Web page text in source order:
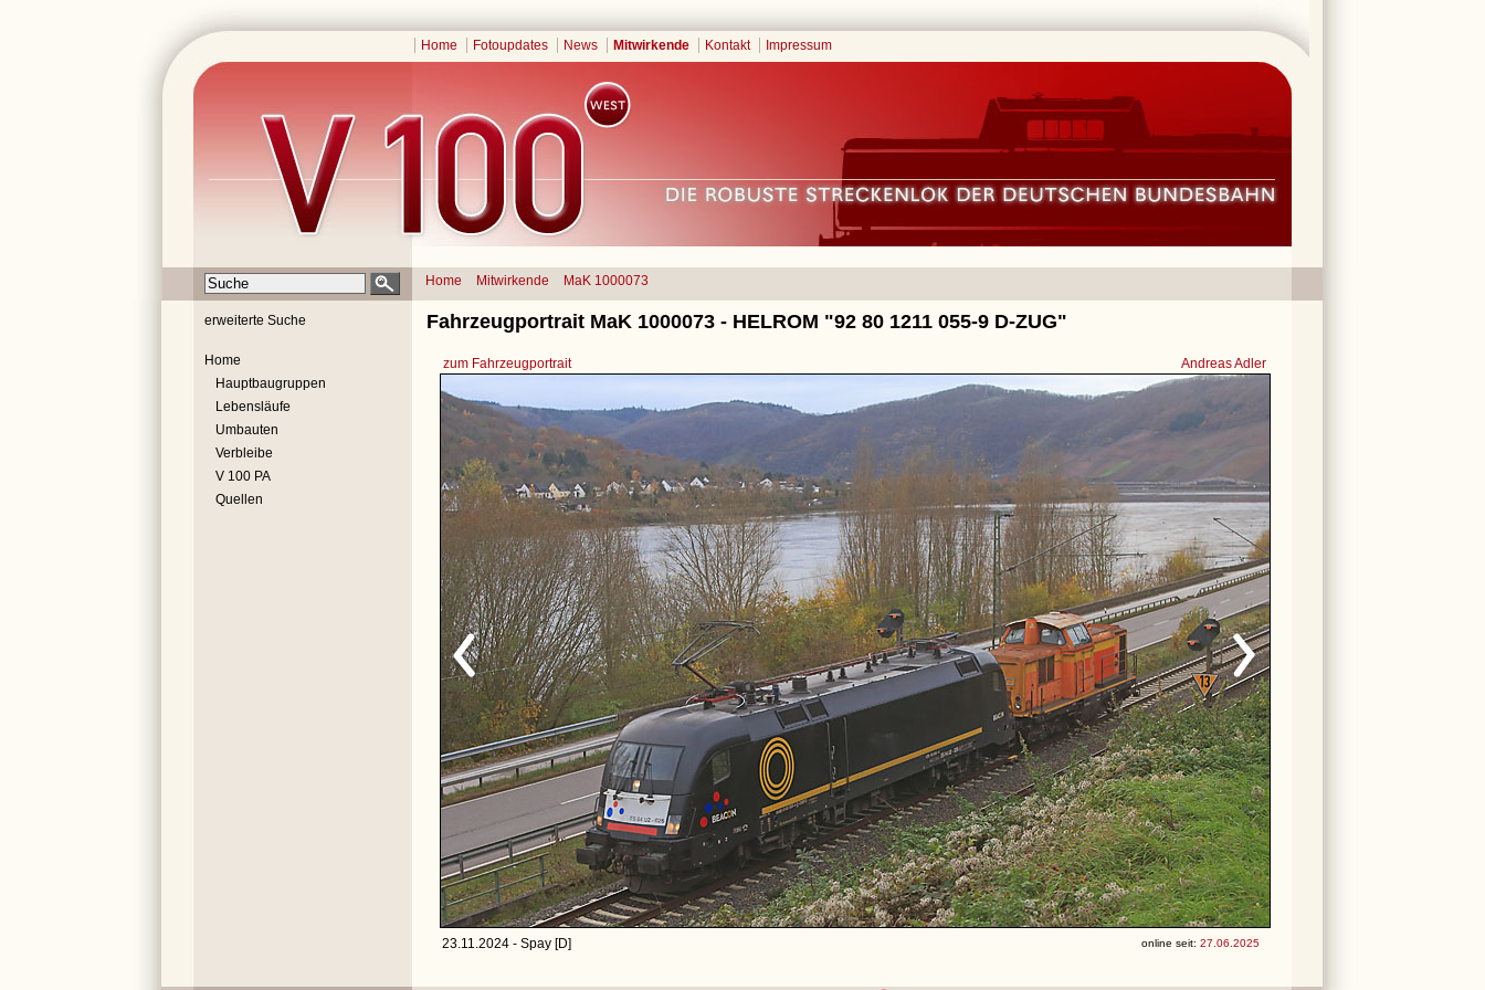
Home Fotoupdates News Mitwirkende Kontakt Impressum
Home Mitwirkende MaK 1000073
erweiterte Suche
Home
Hauptbaugruppen
Lebensläufe
Umbauten
Verbleibe
V 100 PA
Quellen
Fahrzeugportrait MaK 1000073 - HELROM "92 80 1211 055-9 D-ZUG"
zum Fahrzeugportrait Andreas Adler
23.11.2024 - Spay [D] online seit: 27.06.2025